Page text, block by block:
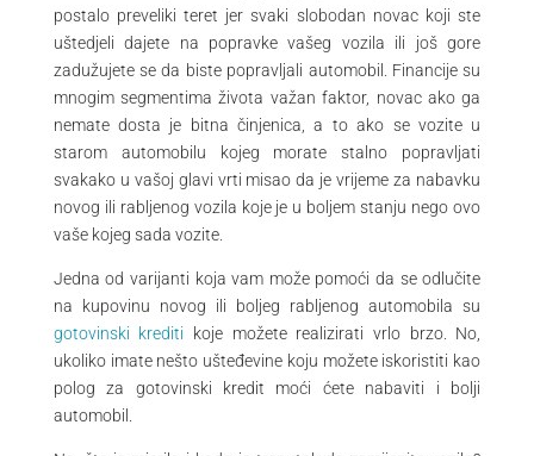
postalo preveliki teret jer svaki slobodan novac koji ste
uštedjeli dajete na popravke vašeg vozila ili još gore
zadužujete se da biste popravljali automobil. Financije su
mnogim segmentima života važan faktor, novac ako ga
nemate dosta je bitna činjenica, a to ako se vozite u
starom automobilu kojeg morate stalno popravljati
svakako u vašoj glavi vrti misao da je vrijeme za nabavku
novog ili rabljenog vozila koje je u boljem stanju nego ovo
vaše kojeg sada vozite.
Jedna od varijanti koja vam može pomoći da se odlučite
na kupovinu novog ili boljeg rabljenog automobila su
gotovinski krediti koje možete realizirati vrlo brzo. No,
ukoliko imate nešto ušteđevine koju možete iskoristiti kao
polog za gotovinski kredit moći ćete nabaviti i bolji
automobil.